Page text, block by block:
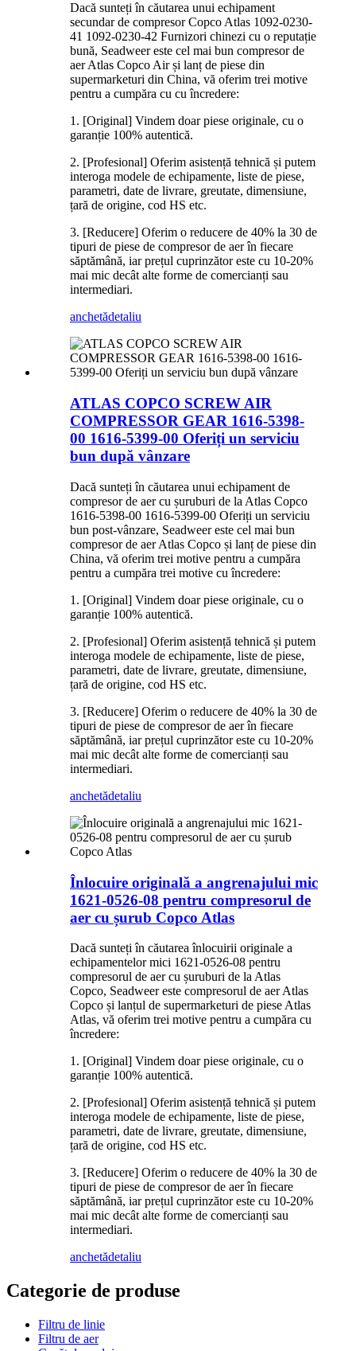
Dacă sunteți în căutarea unui echipament
secundar de compresor Copco Atlas 1092-0230-
41 1092-0230-42 Furnizori chinezi cu o reputație
bună, Seadweer este cel mai bun compresor de
aer Atlas Copco Air și lanț de piese din
supermarketuri din China, vă oferim trei motive
pentru a cumpăra cu cu încredere:
1. [Original] Vindem doar piese originale, cu o
garanție 100% autentică.
2. [Profesional] Oferim asistență tehnică și putem
interoga modele de echipamente, liste de piese,
parametri, date de livrare, greutate, dimensiune,
țară de origine, cod HS etc.
3. [Reducere] Oferim o reducere de 40% la 30 de
tipuri de piese de compresor de aer în fiecare
săptămână, iar prețul cuprinzător este cu 10-20%
mai mic decât alte forme de comercianți sau
intermediari.
anchetădetaliu
ATLAS COPCO SCREW AIR
COMPRESSOR GEAR 1616-5398-
00 1616-5399-00 Oferiți un serviciu
bun după vânzare
Dacă sunteți în căutarea unui echipament de
compresor de aer cu șuruburi de la Atlas Copco
1616-5398-00 1616-5399-00 Oferiți un serviciu
bun post-vânzare, Seadweer este cel mai bun
compresor de aer Atlas Copco și lanț de piese din
China, vă oferim trei motive pentru a cumpăra
pentru a cumpăra trei motive cu încredere:
1. [Original] Vindem doar piese originale, cu o
garanție 100% autentică.
2. [Profesional] Oferim asistență tehnică și putem
interoga modele de echipamente, liste de piese,
parametri, date de livrare, greutate, dimensiune,
țară de origine, cod HS etc.
3. [Reducere] Oferim o reducere de 40% la 30 de
tipuri de piese de compresor de aer în fiecare
săptămână, iar prețul cuprinzător este cu 10-20%
mai mic decât alte forme de comercianți sau
intermediari.
anchetădetaliu
Înlocuire originală a angrenajului mic
1621-0526-08 pentru compresorul de
aer cu șurub Copco Atlas
Dacă sunteți în căutarea înlocuirii originale a
echipamentelor mici 1621-0526-08 pentru
compresorul de aer cu șuruburi de la Atlas
Copco, Seadweer este compresorul de aer Atlas
Copco și lanțul de supermarketuri de piese Atlas
Atlas, vă oferim trei motive pentru a cumpăra cu
încredere:
1. [Original] Vindem doar piese originale, cu o
garanție 100% autentică.
2. [Profesional] Oferim asistență tehnică și putem
interoga modele de echipamente, liste de piese,
parametri, date de livrare, greutate, dimensiune,
țară de origine, cod HS etc.
3. [Reducere] Oferim o reducere de 40% la 30 de
tipuri de piese de compresor de aer în fiecare
săptămână, iar prețul cuprinzător este cu 10-20%
mai mic decât alte forme de comercianți sau
intermediari.
anchetădetaliu
Categorie de produse
Filtru de linie
Filtru de aer